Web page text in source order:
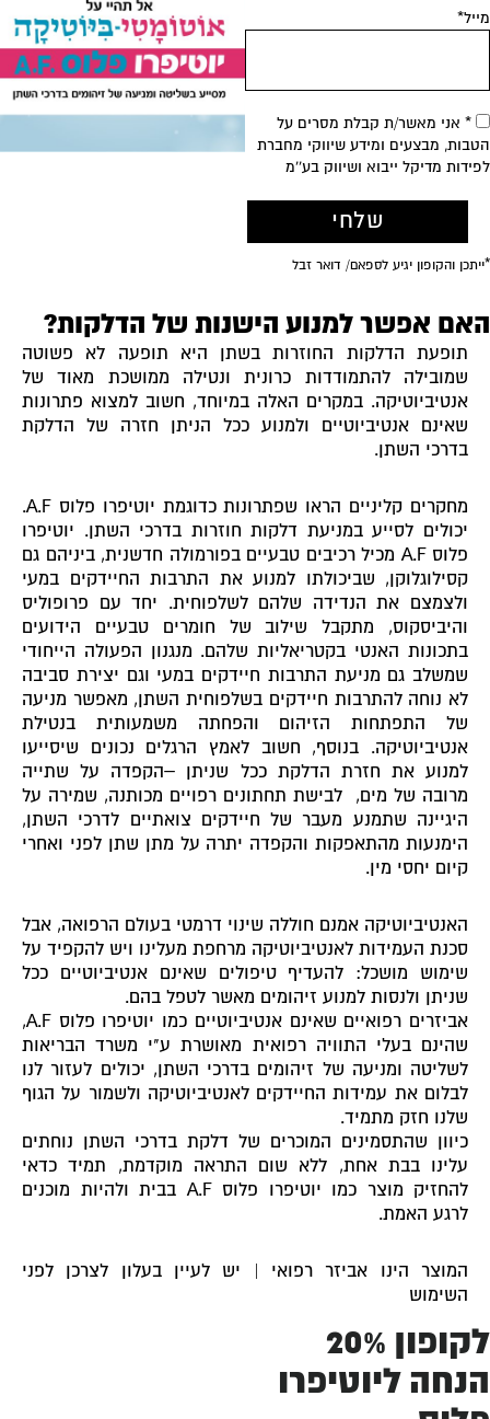
* אני מאשר/ת קבלת מסרים על
מבצעים ומידע שיווקי מחברת
מדיקל ייבוא ושיווק בע''מ
אפשר למנוע הישנות של הדלקות?
תופעת הדלקות החוזרות בשתן היא תופעה לא פשוטה
שמובילה להתמודדות כרונית ונטילה ממושכת מאוד של
אנטיביוטיקה. במקרים האלה במיוחד, חשוב למצוא פתרונות
שאינם אנטיביוטיים ולמנוע ככל הניתן חזרה של הדלקת
בדרכי השתן.
מחקרים קליניים הראו שפתרונות כדוגמת יוטיפרו פלוס A.F.
יכולים לסייע במניעת דלקות חוזרות בדרכי השתן. יוטיפרו
פלוס A.F מכיל רכיבים טבעיים בפורמולה חדשנית, ביניהם גם
קסילוגלוקן, שביכולתו למנוע את התרבות החיידקים במעי
ולצמצם את הנדידה שלהם לשלפוחית. יחד עם פרופוליס
והיביסקוס, מתקבל שילוב של חומרים טבעיים הידועים
בתכונות האנטי בקטריאליות שלהם. מנגנון הפעולה הייחודי
שמשלב גם מניעת התרבות חיידקים במעי וגם יצירת סביבה
לא נוחה להתרבות חיידקים בשלפוחית השתן, מאפשר מניעה
של התפתחות הזיהום והפחתה משמעותית בנטילת
אנטיביוטיקה. בנוסף, חשוב לאמץ הרגלים נכונים שיסייעו
למנוע את חזרת הדלקת ככל שניתן –הקפדה על שתייה
מרובה של מים, לבישת תחתונים רפויים מכותנה, שמירה על
היגיינה שתמנע מעבר של חיידקים צואתיים לדרכי השתן,
הימנעות מהתאפקות והקפדה יתרה על מתן שתן לפני ואחרי
קיום יחסי מין.
האנטיביוטיקה אמנם חוללה שינוי דרמטי בעולם הרפואה, אבל
סכנת העמידות לאנטיביוטיקה מרחפת מעלינו ויש להקפיד על
שימוש מושכל: להעדיף טיפולים שאינם אנטיביוטיים ככל
שניתן ולנסות למנוע זיהומים מאשר לטפל בהם.
אביזרים רפואיים שאינם אנטיביוטיים כמו יוטיפרו פלוס A.F,
שהינם בעלי התוויה רפואית מאושרת ע"י משרד הבריאות
לשליטה ומניעה של זיהומים בדרכי השתן, יכולים לעזור לנו
לבלום את עמידות החיידקים לאנטיביוטיקה ולשמור על הגוף
שלנו חזק מתמיד.
כיוון שהתסמינים המוכרים של דלקת בדרכי השתן נוחתים
עלינו בבת אחת, ללא שום התראה מוקדמת, תמיד כדאי
להחזיק מוצר כמו יוטיפרו פלוס A.F בבית ולהיות מוכנים
לרגע האמת.
המוצר הינו אביזר רפואי | יש לעיין בעלון לצרכן לפני
השימוש
לקופון 20%
ליוטיפרו